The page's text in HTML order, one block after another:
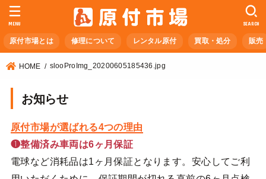
原付市場とは 修理について レンタル原付 買取・処分 販売
SEARCH
MENU
HOME slooProImg_20200605185436.jpg
お知らせ
原付市場が選ばれる4つの理由
❶整備済み車両は6ヶ月保証
電球など消耗品は1ヶ月保証となります。安心してご利